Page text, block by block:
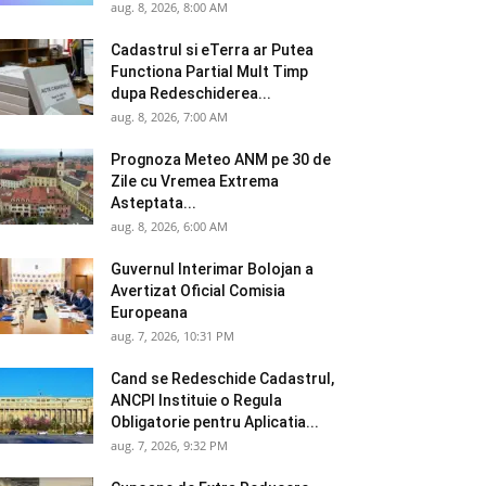
aug. 8, 2026, 8:00 AM
Cadastrul si eTerra ar Putea
Functiona Partial Mult Timp
dupa Redeschiderea...
aug. 8, 2026, 7:00 AM
Prognoza Meteo ANM pe 30 de
Zile cu Vremea Extrema
Asteptata...
aug. 8, 2026, 6:00 AM
Guvernul Interimar Bolojan a
Avertizat Oficial Comisia
Europeana
aug. 7, 2026, 10:31 PM
Cand se Redeschide Cadastrul,
ANCPI Instituie o Regula
Obligatorie pentru Aplicatia...
aug. 7, 2026, 9:32 PM